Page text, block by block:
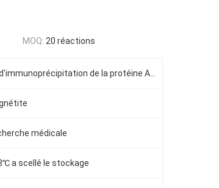
MOQ: 20 réactions
médicale
a scellé le stockage